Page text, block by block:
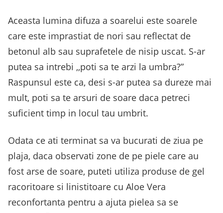
Aceasta lumina difuza a soarelui este soarele
care este imprastiat de nori sau reflectat de
betonul alb sau suprafetele de nisip uscat. S-ar
putea sa intrebi ,,poti sa te arzi la umbra?”
Raspunsul este ca, desi s-ar putea sa dureze mai
mult, poti sa te arsuri de soare daca petreci
suficient timp in locul tau umbrit.
Odata ce ati terminat sa va bucurati de ziua pe
plaja, daca observati zone de pe piele care au
fost arse de soare, puteti utiliza produse de gel
racoritoare si linistitoare cu Aloe Vera
reconfortanta pentru a ajuta pielea sa se